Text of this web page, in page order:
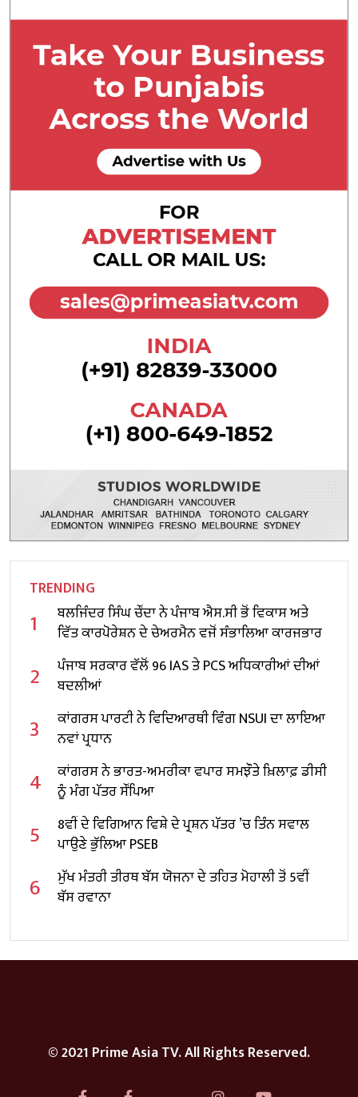
TRENDING
1
ਬਲਜਿੰਦਰ ਸਿੰਘ ਚੌਂਦਾ ਨੇ ਪੰਜਾਬ ਐਸ.ਸੀ ਭੋਂ ਵਿਕਾਸ ਅਤੇ
ਵਿੱਤ ਕਾਰਪੋਰੇਸ਼ਨ ਦੇ ਚੇਅਰਮੈਨ ਵਜੋਂ ਸੰਭਾਲਿਆ ਕਾਰਜਭਾਰ
2
ਪੰਜਾਬ ਸਰਕਾਰ ਵੱਲੋਂ 96 IAS ਤੇ PCS ਅਧਿਕਾਰੀਆਂ ਦੀਆਂ
ਬਦਲੀਆਂ
3
ਕਾਂਗਰਸ ਪਾਰਟੀ ਨੇ ਵਿਦਿਆਰਥੀ ਵਿੰਗ NSUI ਦਾ ਲਾਇਆ
ਨਵਾਂ ਪ੍ਰਧਾਨ
4
ਕਾਂਗਰਸ ਨੇ ਭਾਰਤ-ਅਮਰੀਕਾ ਵਪਾਰ ਸਮਝੌਤੇ ਖ਼ਿਲਾਫ਼ ਡੀਸੀ
ਨੂੰ ਮੰਗ ਪੱਤਰ ਸੌਂਪਿਆ
5
8ਵੀਂ ਦੇ ਵਿਗਿਆਨ ਵਿਸ਼ੇ ਦੇ ਪ੍ਰਸ਼ਨ ਪੱਤਰ ’ਚ ਤਿੰਨ ਸਵਾਲ
ਪਾਉਣੇ ਭੁੱਲਿਆ PSEB
6
ਮੁੱਖ ਮੰਤਰੀ ਤੀਰਥ ਬੱਸ ਯੋਜਨਾ ਦੇ ਤਹਿਤ ਮੋਹਾਲੀ ਤੋਂ 5ਵੀਂ
ਬੱਸ ਰਵਾਨਾ
© 2021 Prime Asia TV. All Rights Reserved.